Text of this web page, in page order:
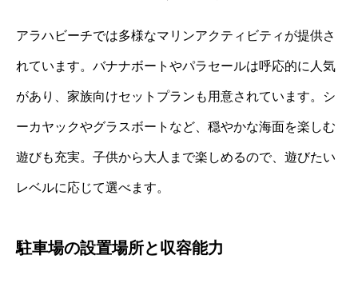
アラハビーチでは多様なマリンアクティビティが提供さ
れています。バナナボートやパラセールは呼応的に人気
があり、家族向けセットプランも用意されています。シ
ーカヤックやグラスボートなど、穏やかな海面を楽しむ
遊びも充実。子供から大人まで楽しめるので、遊びたい
レベルに応じて選べます。
駐車場の設置場所と収容能力